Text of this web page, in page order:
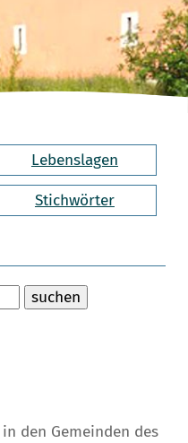
Lebenslagen
Stichwörter
den Gemeinden des